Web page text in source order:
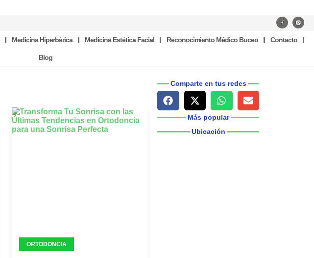
Medicina Hiperbárica Medicina Estética Facial Reconocimiento Médico Buceo Contacto
Blog
ORTODONCIA
Comparte en tus redes
Más popular
Ubicación